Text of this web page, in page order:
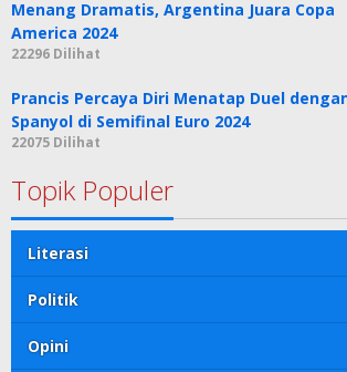
Menang Dramatis, Argentina Juara Copa
America 2024
22296 Dilihat
Prancis Percaya Diri Menatap Duel
Spanyol di Semifinal Euro 2024
22075 Dilihat
Topik Populer
Literasi
Politik
Opini